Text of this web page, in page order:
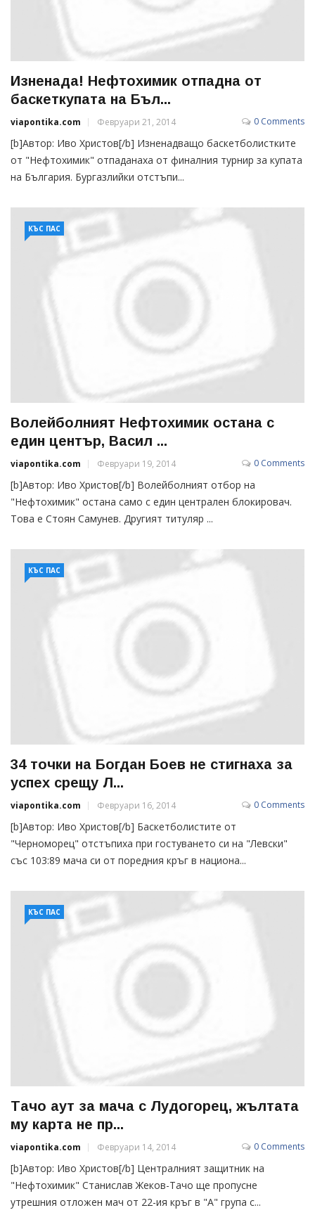
Изненада! Нефтохимик отпадна от
баскеткупата на Бъл...
viapontika.com Февруари 21, 2014 0 Comments
[b]Автор: Иво Христов[/b] Изненадващо баскетболистките
от "Нефтохимик" отпаданаха от финалния турнир за купата
на България. Бургазлийки отстъпи...
КЪС ПАС
Волейболният Нефтохимик остана с
един център, Васил ...
viapontika.com Февруари 19, 2014 0 Comments
[b]Автор: Иво Христов[/b] Волейболният отбор на
"Нефтохимик" остана само с един централен блокировач.
Това е Стоян Самунев. Другият титуляр ...
КЪС ПАС
34 точки на Богдан Боев не стигнаха за
успех срещу Л...
viapontika.com Февруари 16, 2014 0 Comments
[b]Автор: Иво Христов[/b] Баскетболистите от
"Черноморец" отстъпиха при гостуването си на "Левски"
със 103:89 мача си от поредния кръг в национа...
КЪС ПАС
Тачо аут за мача с Лудогорец, жълтата
му карта не пр...
viapontika.com Февруари 14, 2014 0 Comments
[b]Автор: Иво Христов[/b] Централният защитник на
"Нефтохимик" Станислав Жеков-Тачо ще пропусне
утрешния отложен мач от 22-ия кръг в "А" група с...